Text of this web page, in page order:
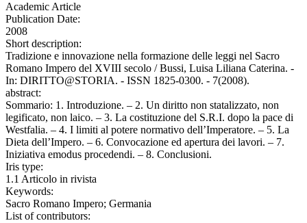
Academic Article
Publication Date:
2008
Short description:
Tradizione e innovazione nella formazione delle leggi nel Sacro
Romano Impero del XVIII secolo / Bussi, Luisa Liliana Caterina. -
In: DIRITTO@STORIA. - ISSN 1825-0300. - 7(2008).
abstract:
Sommario: 1. Introduzione. – 2. Un diritto non statalizzato, non
legificato, non laico. – 3. La costituzione del S.R.I. dopo la pace di
Westfalia. – 4. I limiti al potere normativo dell’Imperatore. – 5. La
Dieta dell’Impero. – 6. Convocazione ed apertura dei lavori. – 7.
Iniziativa emodus procedendi. – 8. Conclusioni.
Iris type:
1.1 Articolo in rivista
Keywords:
Sacro Romano Impero; Germania
List of contributors: